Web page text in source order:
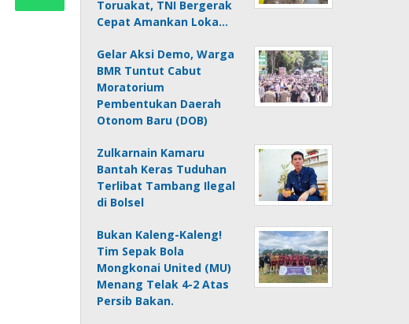
Toruakat, TNI Bergerak
Cepat Amankan Loka…
Gelar Aksi Demo, Warga
BMR Tuntut Cabut
Moratorium
Pembentukan Daerah
Otonom Baru (DOB)
Zulkarnain Kamaru
Bantah Keras Tuduhan
Terlibat Tambang Ilegal
di Bolsel
Bukan Kaleng-Kaleng!
Tim Sepak Bola
Mongkonai United (MU)
Menang Telak 4-2 Atas
Persib Bakan.